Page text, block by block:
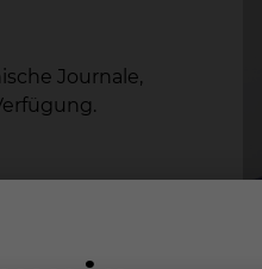
Journale,